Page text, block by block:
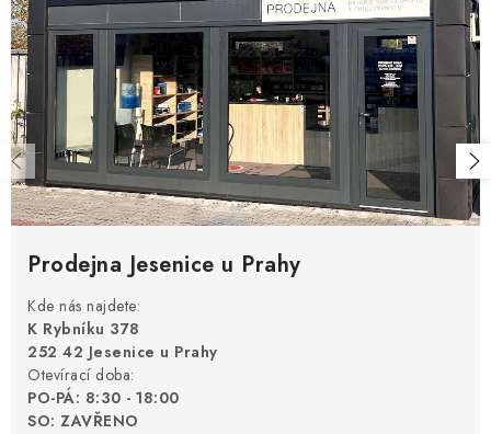
Prodejna Jesenice u Prahy
Kde nás najdete:
K Rybníku 378
252 42 Jesenice u Prahy
Otevírací doba:
PO-PÁ: 8:30 - 18:00
SO: ZAVŘENO